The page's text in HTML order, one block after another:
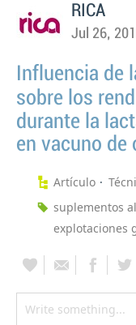
RICA
Jul 26,
Influencia de
sobre los
durante la
en vacuno de
Artículo
suplementos
explotaciones